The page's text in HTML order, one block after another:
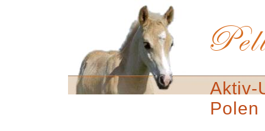
Aktiv-
Polen